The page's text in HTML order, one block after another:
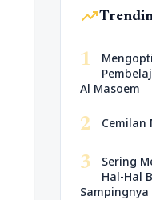
trending_up
1
Al Masoem
2 Cemilan
3
Sering
Hal-Hal
Sampingnya